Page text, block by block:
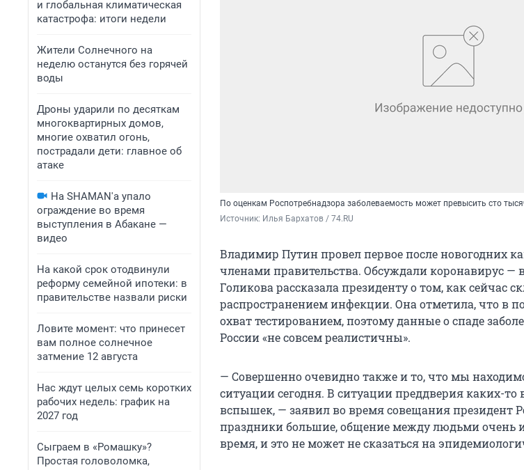
и глобальная климатическая
катастрофа: итоги недели
Жители Солнечного на
неделю останутся без горячей
воды
Дроны ударили по десяткам
многоквартирных домов,
многие охватил огонь,
пострадали дети: главное об
атаке
На SHAMAN'а упало
ограждение во время
выступления в Абакане —
видео
На какой срок отодвинули
реформу семейной ипотеки: в
правительстве назвали риски
Ловите момент: что принесет
вам полное солнечное
затмение 12 августа
Нас ждут целых семь коротких
рабочих недель: график на
2027 год
Сыграем в «Ромашку»?
Простая головоломка,
По оценкам Роспотребнадзора заболеваемость может превысить сто
Источник: Илья Бархатов / 74.RU
Владимир Путин провел первое после новогодних
членами правительства. Обсуждали коронавирус —
Голикова рассказала президенту о том, как сейчас
распространением инфекции. Она отметила, что в
охват тестированием, поэтому данные о спаде
России «не совсем реалистичны».
— Совершенно очевидно также и то, что мы
ситуации сегодня. В ситуации преддверия каких-
вспышек, — заявил во время совещания президент
праздники большие, общение между людьми очень
время, и это не может не сказаться на